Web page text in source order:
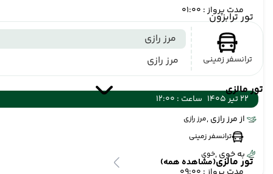
تور ترابزون
تور مالزی
تور مالزی(مشاهده همه)
مدت پرواز : 01:00
ترانسفر زمینی
مرز رازی
مرز رازی
22 تیر 1405
ساعت : 12:00
از مرز رازی ,مرز رازی
ترانسفر زمینی
به خوی ,خوی